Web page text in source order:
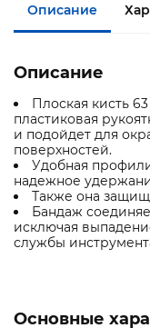
Описание
Описание
Плоская кисть
пластиковая
и подойдет для
поверхностей.
Удобная
надежное
Также она
Бандаж
исключая
службы
Основные